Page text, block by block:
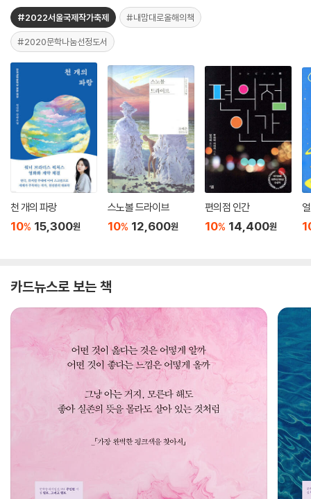
#2022서울국제작가축제 #내맘대로올해의책
#2020문학나눔선정도서
천 개의 파랑
10% 15,300원
스노볼 드라이브
10% 12,600원
편의점 인간
10% 14,400원
카드뉴스로 보는 책